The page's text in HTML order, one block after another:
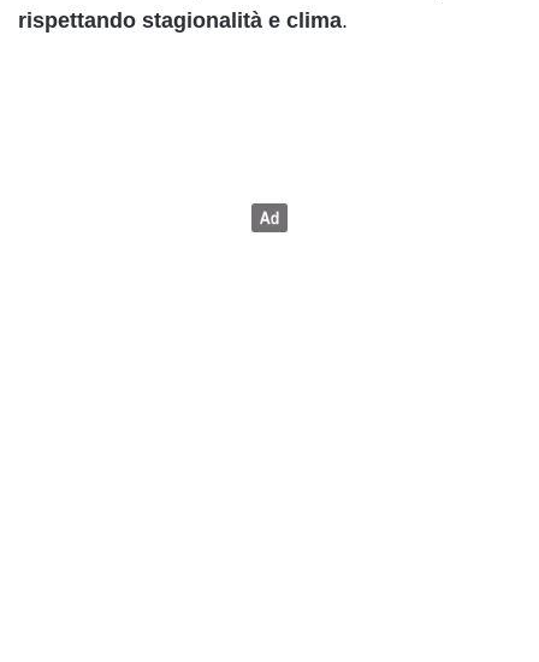
rispettando stagionalità e clima.